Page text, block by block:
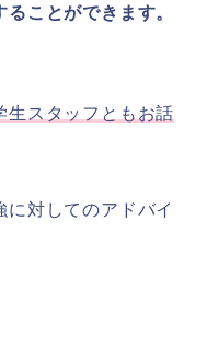
ることができます。
生スタッフともお話
対してのアドバイ